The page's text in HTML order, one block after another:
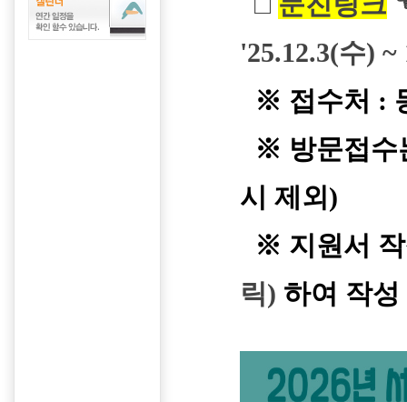
'25.12.3(수)
※ 접수처 :
※ 방문접수
시 제외)
※ 지원서
릭) 하여 작성